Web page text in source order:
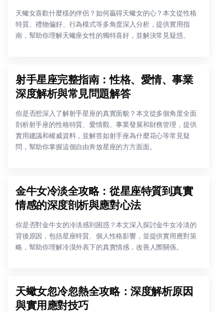
天蠍女喜歡什麼樣的伴侶？如何贏得天蠍女的心？本文從性格
特質、禮物偏好、行為模式等多角度深入分析，提供實用指
南，幫助你理解天蠍座女性的獨特喜好，並解決常見疑惑。
射手星座完整指南：性格、愛情、事業
深度解析與常見問題解答
你是否想深入了解射手星座的真實面貌？本文從多個角度全面
剖析射手座的性格特質、愛情觀、事業發展和財務管理，提供
實用建議和權威資料，並解答如射手座為什麼花心等常見疑
問，幫助你掌握這個自由奔放星座的方方面面。
金牛女冷淡全攻略：從星座特質到真實
情感的深度剖析與應對心法
你是否對金牛女的冷淡感到困惑？本文深入探討金牛女冷淡的
背後原因，包括星座特質、個人性格影響，並提供實用應對策
略，幫助你理解冷漠外表下的真實情感，改善人際關係。
天蠍女忽冷忽熱全攻略：深度解析原因
與實用應對技巧